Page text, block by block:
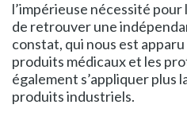
l’impérieuse nécessité
de retrouver une
constat, qui nous est
produits médicaux et les
également s’appliquer plus
produits industriels.